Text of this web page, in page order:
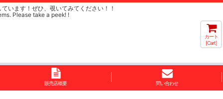
います！ぜひ、覗いてみてください！！
Please take a peek! !
カート
[Cart]
販売店概要 問い合わせ